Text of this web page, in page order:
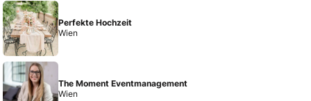
Perfekte Hochzeit
Wien
The Moment Eventmanagement
Wien